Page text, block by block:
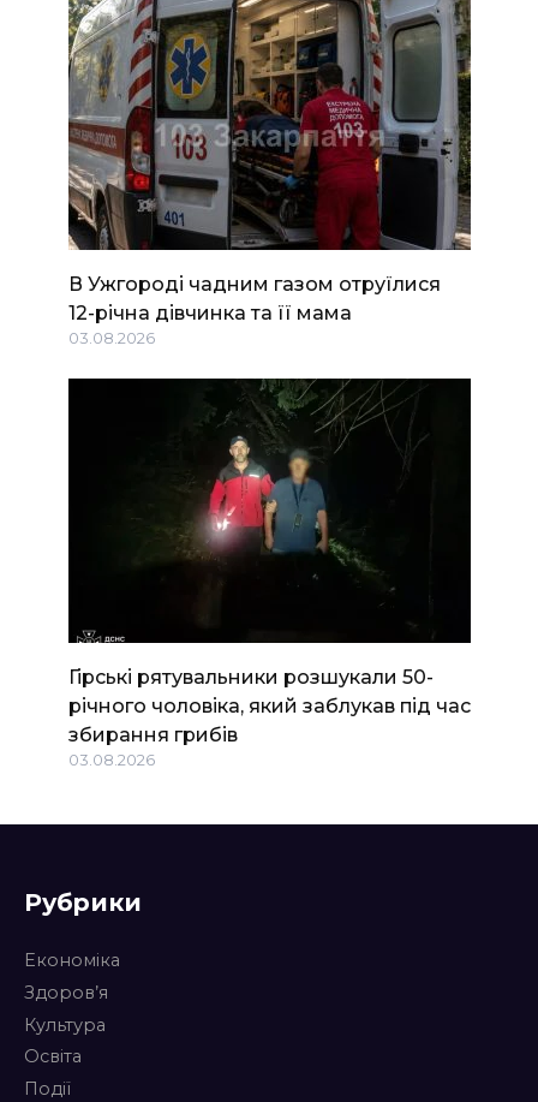
В Ужгороді чадним газом отруїлися
12-річна дівчинка та її мама
03.08.2026
Гірські рятувальники розшукали 50-
річного чоловіка, який заблукав під час
збирання грибів
03.08.2026
Рубрики
Економіка
Здоров’я
Культура
Освіта
Події